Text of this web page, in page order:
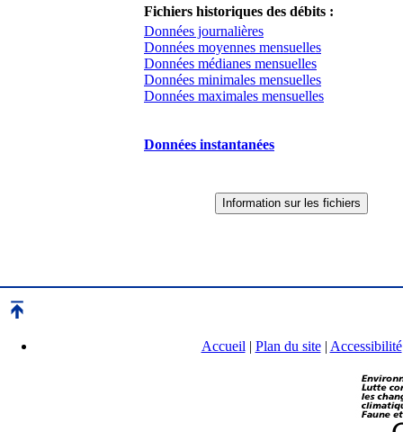
Fichiers historiques des débits :
Données journalières
Données moyennes mensuelles
Données médianes mensuelles
Données minimales mensuelles
Données maximales mensuelles
Données instantanées
Accueil | Plan du site| Accessibilité